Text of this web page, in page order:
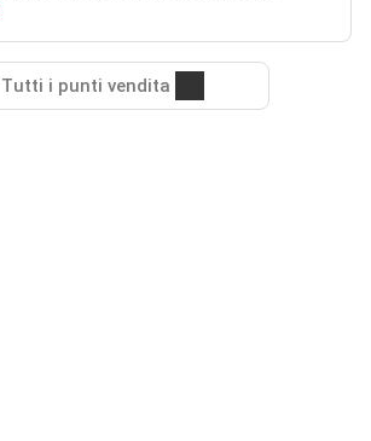
Tutti i punti vendita